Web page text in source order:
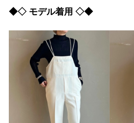
◆◇ モデル着用 ◇◆